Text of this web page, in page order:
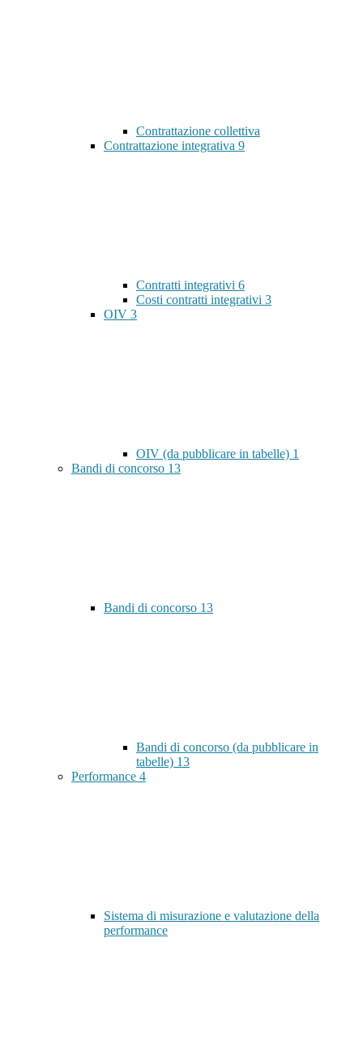
Contrattazione collettiva
Contrattazione integrativa 9
Contratti integrativi 6
Costi contratti integrativi 3
OIV 3
OIV (da pubblicare in tabelle) 1
Bandi di concorso 13
Bandi di concorso 13
Bandi di concorso (da pubblicare in
tabelle) 13
Performance 4
Sistema di misurazione e valutazione della
performance